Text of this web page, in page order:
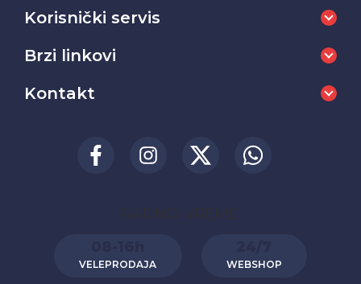
Korisnički servis
Brzi linkovi
Kontakt
RADNO VREME:
VELEPRODAJA WEBSHOP